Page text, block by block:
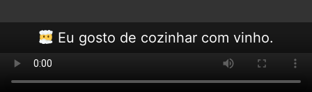
Eu gosto de cozinhar com vinho.